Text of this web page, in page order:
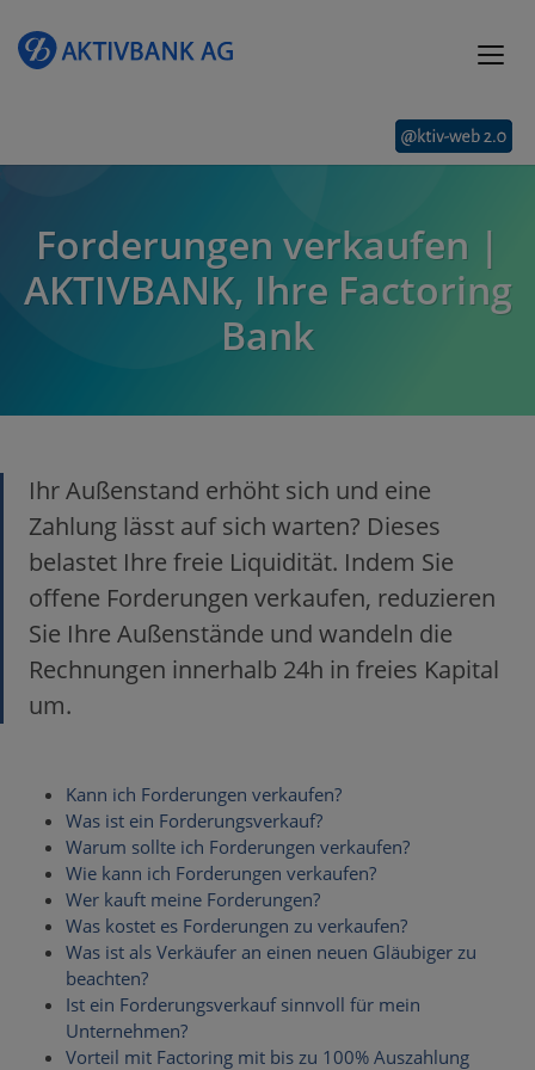
Forderungen verkaufen |
AKTIVBANK, Ihre Factoring
Bank
Ihr Außenstand erhöht sich und eine
Zahlung lässt auf sich warten? Dieses
belastet Ihre freie Liquidität. Indem Sie
offene Forderungen verkaufen, reduzieren
Sie Ihre Außenstände und wandeln die
Rechnungen innerhalb 24h in freies Kapital
um.
Kann ich Forderungen verkaufen?
Was ist ein Forderungsverkauf?
Warum sollte ich Forderungen verkaufen?
Wie kann ich Forderungen verkaufen?
Wer kauft meine Forderungen?
Was kostet es Forderungen zu verkaufen?
Was ist als Verkäufer an einen neuen Gläubiger zu
beachten?
Ist ein Forderungsverkauf sinnvoll für mein
Unternehmen?
Vorteil mit Factoring mit bis zu 100% Auszahlung